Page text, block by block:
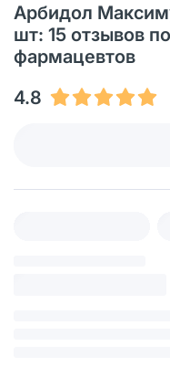
Арбидол
шт: 15 отзывов
фармацевтов
4.8